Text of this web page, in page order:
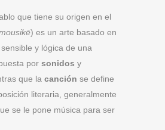
que tiene su origen en el
) es un arte basado en
y lógica de una
por sonidos y
que la canción se define
literaria, generalmente
se le pone música para ser